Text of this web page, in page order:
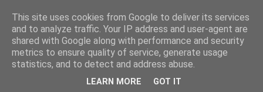
This site uses cookies from Google to deliver its services
and to analyze traffic. Your IP address and user-agent are
shared with Google along with performance and security
metrics to ensure quality of service, generate usage
statistics, and to detect and address abuse.
LEARN MORE GOT IT